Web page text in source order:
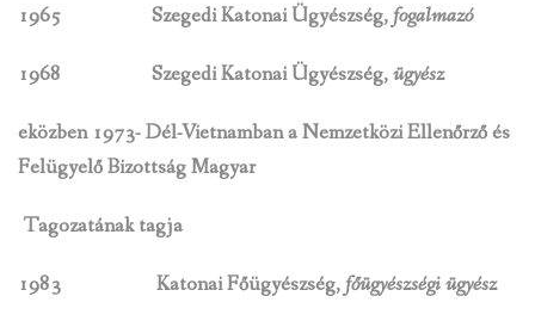
1965 Szegedi Katonai Ügyészség,fogalmazó
1968 Szegedi Katonai Ügyészség,ügyész
eközben 1973- Dél-Vietnamban a Nemzetközi Ellenőrző és
Felügyelő Bizottság Magyar
Tagozatának tagja
1983 Katonai Főügyészség,főügyészségi ügyész